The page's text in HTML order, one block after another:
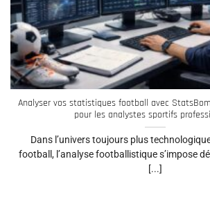
Analyser vos statistiques football avec
pour les analystes sportifs
Dans l’univers toujours plus
football, l’analyse footballistique s’impose
[...]